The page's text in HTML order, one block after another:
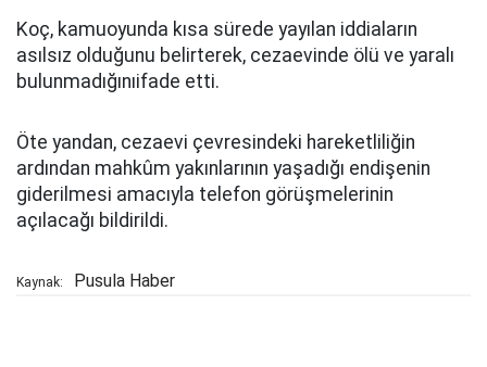
Koç, kamuoyunda kısa sürede yayılan iddiaların
asılsız olduğunu belirterek, cezaevinde ölü ve yaralı
bulunmadığınıifade etti.
Öte yandan, cezaevi çevresindeki hareketliliğin
ardından mahkûm yakınlarının yaşadığı endişenin
giderilmesi amacıyla telefon görüşmelerinin
açılacağı bildirildi.
Kaynak: Pusula Haber